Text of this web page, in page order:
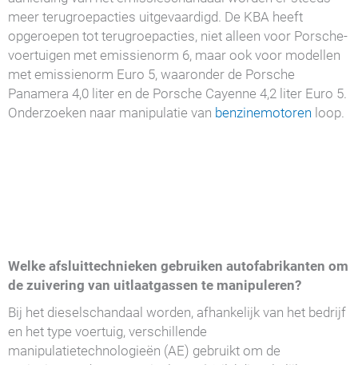
meer terugroepacties uitgevaardigd. De KBA heeft
opgeroepen tot terugroepacties, niet alleen voor Porsche-
voertuigen met emissienorm 6, maar ook voor modellen
met emissienorm Euro 5, waaronder de Porsche
Panamera 4,0 liter en de Porsche Cayenne 4,2 liter Euro 5.
Onderzoeken naar manipulatie van benzinemotoren loop.
Welke afsluittechnieken gebruiken autofabrikanten om
de zuivering van uitlaatgassen te manipuleren?
Bij het dieselschandaal worden, afhankelijk van het bedrijf
en het type voertuig, verschillende
manipulatietechnologieën (AE) gebruikt om de